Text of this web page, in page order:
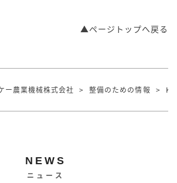
▲ページトップへ戻る
ー農業機械株式会社 > 整備のための情報 >
NEWS
ニュース